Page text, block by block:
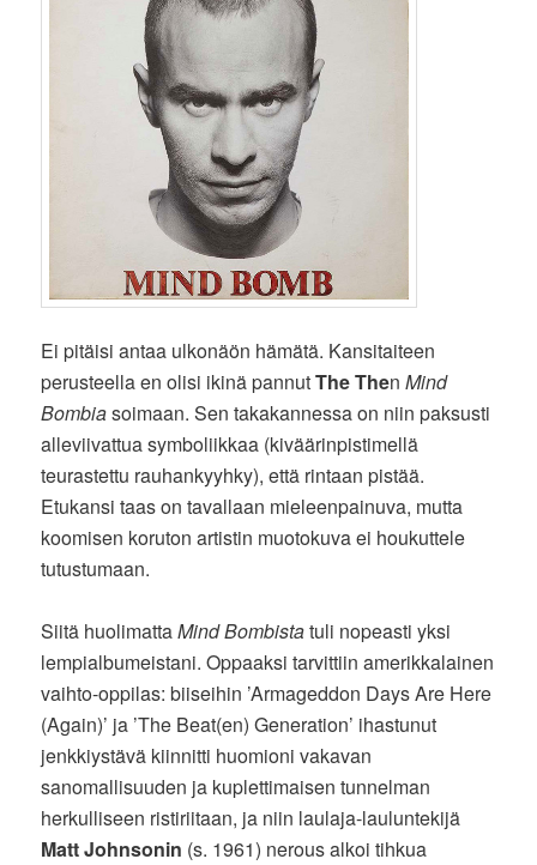
Ei pitäisi antaa ulkonäön hämätä. Kansitaiteen
perusteella en olisi ikinä pannutThe ThenMind
Bombiasoimaan. Sen takakannessa on niin paksusti
alleviivattua symboliikkaa (kiväärinpistimellä
teurastettu rauhankyyhky), että rintaan pistää.
Etukansi taas on tavallaan mieleenpainuva, mutta
koomisen koruton artistin muotokuva ei houkuttele
tutustumaan.
Siitä huolimattaMind Bombistatuli nopeasti yksi
lempialbumeistani. Oppaaksi tarvittiin amerikkalainen
vaihto-oppilas: biiseihin ’Armageddon Days Are Here
(Again)’ ja ’The Beat(en) Generation’ ihastunut
jenkkiystävä kiinnitti huomioni vakavan
sanomallisuuden ja kuplettimaisen tunnelman
herkulliseen ristiriitaan, ja niin laulaja-lauluntekijä
Matt Johnsonin (s. 1961) nerous alkoi tihkua